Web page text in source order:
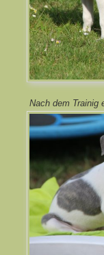
Nach dem Trainig